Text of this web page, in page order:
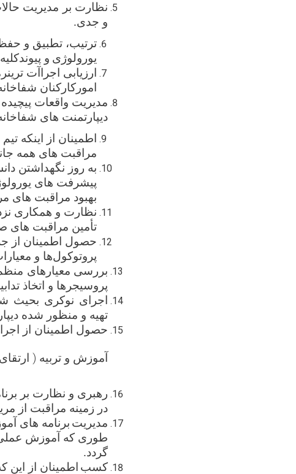
نظارت بر مدیریت
و جدی.
ترتیب، تطبیق و
یورولوژی و پیوندکلیه
ارزیابی اجراآت
امورکارکنان
مدیریت واقعات پیچیده
دیپارتمنت ‌های
اطمینان از اینکه
مراقبت های همه‌
به ‌روز نگهداشتن
پیشرفت‌ های
بهبود مراقبت های
نظارت و همکاری
تأمین مراقبت های
حصول اطمینان از
پروتوکول‌ها و
بررسی معیارهای
پروسیجرها و اتخاذ
اجرای نوکری بحیث
تهیه و منظور شده
حصول اطمینان از
آموزش و تربیه (
رهبری و نظارت بر
در زمینه مراقبت از
مدیریت برنامه‌ های
طوری که آموزش عملی
گردد.
کسب اطمینان از این